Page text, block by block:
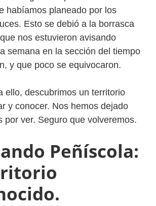
habíamos planeado por los
Esto se debió a la borrasca
nos estuvieron avisando
semana en la sección del tiempo
y que poco se equivocaron.
ello, descubrimos un territorio
y conocer. Nos hemos dejado
por ver. Seguro que volveremos.
Peñíscola: